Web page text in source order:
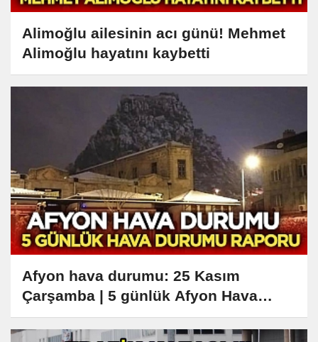
Alimoğlu ailesinin acı günü! Mehmet
Alimoğlu hayatını kaybetti
Afyon hava durumu: 25 Kasım
Çarşamba | 5 günlük Afyon Hava
Durumu